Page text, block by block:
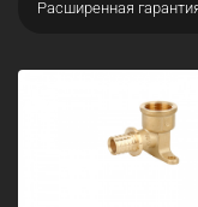
Расширенная